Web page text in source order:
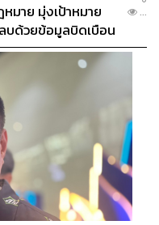
มาย มุ่งเป้าหมาย
บด้วยข้อมูลบิดเบือน
...